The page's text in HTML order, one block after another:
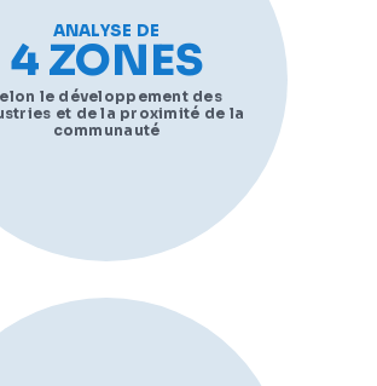
ANALYSE DE
4 ZONES
le développement des
et de la proximité de la
communauté